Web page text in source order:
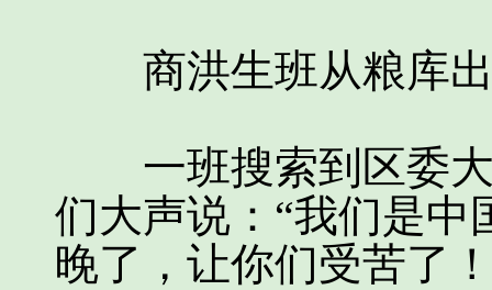
商洪生班从粮库出
一班搜索到区委大
们大声说：“我们是
晚了，让你们受苦了